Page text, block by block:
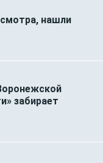
нашли
забирает